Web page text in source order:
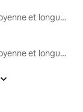
Locations moyenne et longue durée
Locations moyenne et longue durée